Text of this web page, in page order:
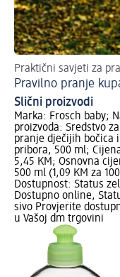
Praktični savjeti za
Pravilno pranje
Slični proizvodi
Marka: Frosch baby;
proizvoda: Sredstvo za
pranje dječijih bočica i
pribora, 500 ml;
5,45 KM; Osnovna
500 ml (1,09 KM za
Dostupnost: Status
Dostupno online,
sivo Provjerite
u Vašoj dm trgovini